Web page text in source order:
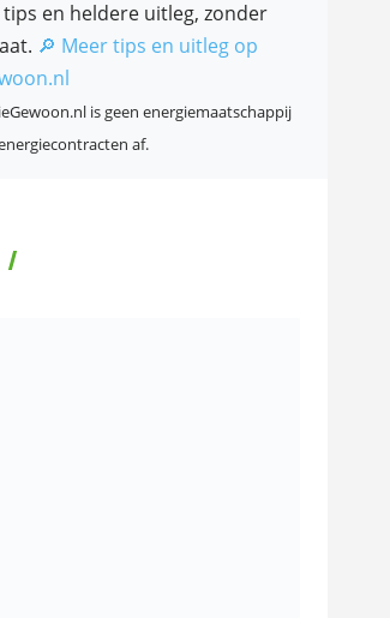
en heldere uitleg, zonder
🔎 Meer tips en uitleg op
is geen energiemaatschappij
af.